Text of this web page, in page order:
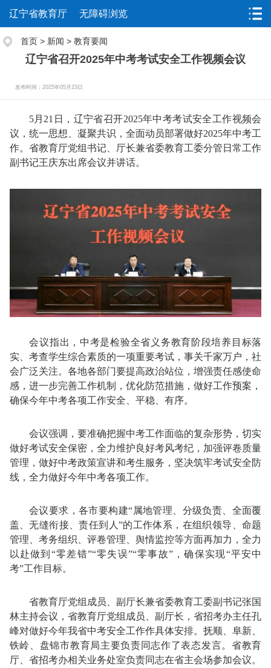
辽宁省教育厅 无障碍浏览
首页 > 新闻 > 教育要闻
辽宁省召开2025年中考考试安全工作视频会议
发布时间：2025年05月23日
5月21日，辽宁省召开2025年中考考试安全工作视频会
议，统一思想、凝聚共识，全面动员部署做好2025年中考工
作。省教育厅党组书记、厅长兼省委教育工委分管日常工作
副书记王庆东出席会议并讲话。
会议指出，中考是检验全省义务教育阶段培养目标落
实、考查学生综合素质的一项重要考试，事关千家万户，社
会广泛关注。各地各部门要提高政治站位，增强责任感使命
感，进一步完善工作机制，优化防范措施，做好工作预案，
确保今年中考各项工作安全、平稳、有序。
会议强调，要准确把握中考工作面临的复杂形势，切实
做好考试安全保密，全力维护良好考风考纪，加强评卷质量
管理，做好中考政策宣讲和考生服务，坚决筑牢考试安全防
线，全力做好今年中考各项工作。
会议要求，各市要构建“属地管理、分级负责、全面覆
盖、无缝衔接、责任到人”的工作体系，在组织领导、命题
管理、考务组织、评卷管理、舆情监控等方面再加力，全力
以赴做到“零差错”“零失误”“零事故”，确保实现“平安中
考”工作目标。
省教育厅党组成员、副厅长兼省委教育工委副书记张国
林主持会议，省教育厅党组成员、副厅长，省招考办主任孔
峰对做好今年我省中考安全工作作具体安排。抚顺、阜新、
铁岭、盘锦市教育局主要负责同志作了表态发言。省教育
厅、省招考办相关业务处室负责同志在省主会场参加会议。